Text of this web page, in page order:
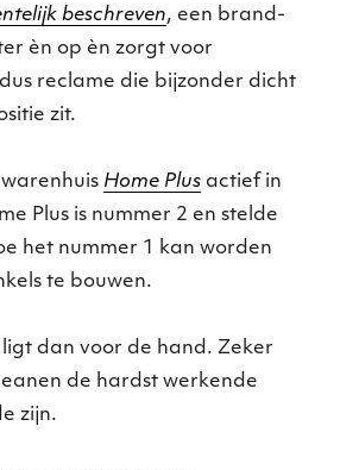
beschreven, een brand-
èn op èn zorgt voor
reclame die bijzonder dicht
zit.
warenhuis Home Plus actief in
Plus is nummer 2 en stelde
het nummer 1 kan worden
te bouwen.
dan voor de hand. Zeker
de hardst werkende
zijn.